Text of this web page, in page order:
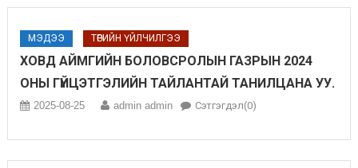
МЭДЭЭ ТӨРИЙН ҮЙЛЧИЛГЭЭ
ХОВД АЙМГИЙН БОЛОВСРОЛЫН ГАЗРЫН 2024
ОНЫ ГҮЙЦЭТГЭЛИЙН ТАЙЛАНТАЙ ТАНИЛЦАНА УУ.
2025-08-25 admin admin Сэтгэгдэл(0)